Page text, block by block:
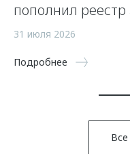
пополнил
31 июля 2026
Подробнее